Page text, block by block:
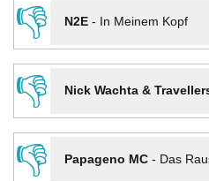
👎
N2E- In Meinem Kopf
👎
Nick Wachta &
👎
Papageno MC- Das